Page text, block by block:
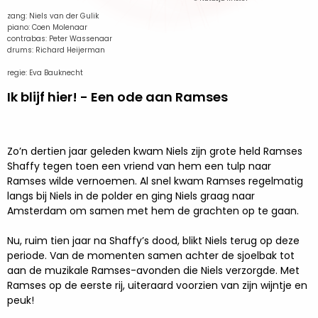
zang: Niels van der Gulik
piano: Coen Molenaar
contrabas: Peter Wassenaar
drums: Richard Heijerman
regie: Eva Bauknecht
Ik blijf hier! - Een ode aan Ramses
Zo’n dertien jaar geleden kwam Niels zijn grote held Ramses
Shaffy tegen toen een vriend van hem een tulp naar
Ramses wilde vernoemen. Al snel kwam Ramses regelmatig
langs bij Niels in de polder en ging Niels graag naar
Amsterdam om samen met hem de grachten op te gaan.
Nu, ruim tien jaar na Shaffy’s dood, blikt Niels terug op deze
periode. Van de momenten samen achter de sjoelbak tot
aan de muzikale Ramses-avonden die Niels verzorgde. Met
Ramses op de eerste rij, uiteraard voorzien van zijn wijntje en
peuk!